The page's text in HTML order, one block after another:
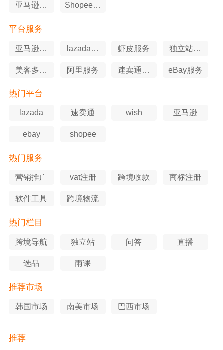
亚马逊导
Shopee导
平台服务
亚马逊服
lazada服
虾皮服务
独立站服
美客多服
阿里服务
速卖通服
eBay服务
热门平台
lazada 速卖通 wish 亚马逊
ebay shopee
热门服务
营销推广 vat注册 跨境收款 商标注册
软件工具 跨境物流
热门栏目
跨境导航 独立站 问答 直播
选品 雨课
推荐市场
韩国市场 南美市场 巴西市场
推荐